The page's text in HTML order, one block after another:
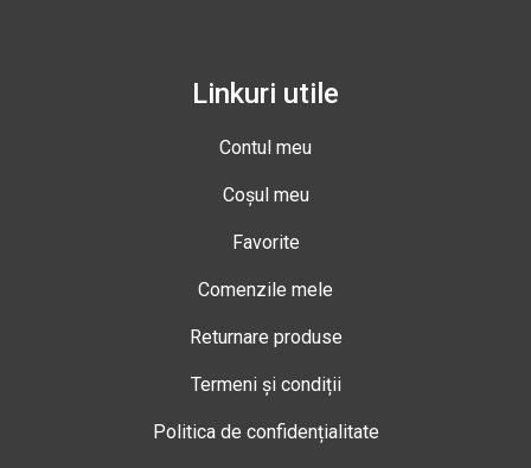
Linkuri utile
Contul meu
Coșul meu
Favorite
Comenzile mele
Returnare produse
Termeni și condiții
Politica de confidențialitate